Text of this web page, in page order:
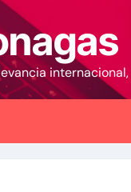
para
fuerzas